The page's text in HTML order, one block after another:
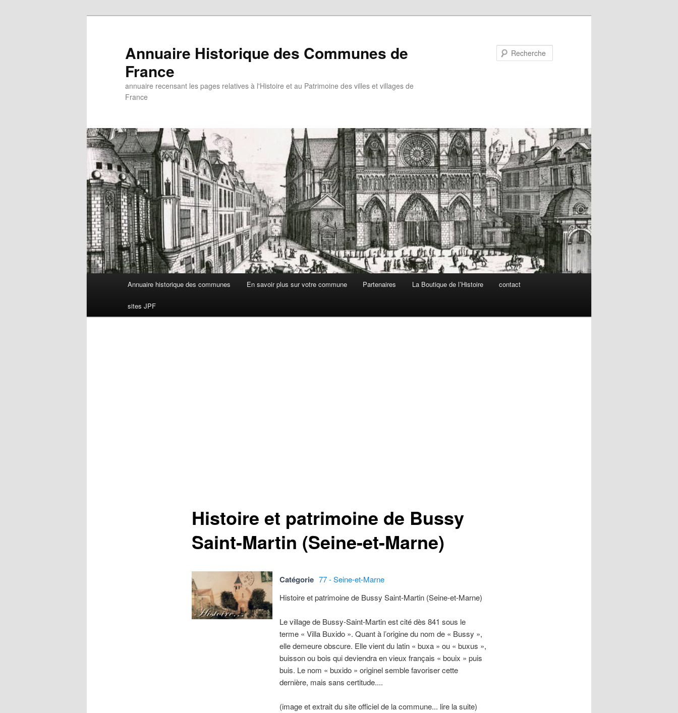
Annuaire Historique des Communes de
France
annuaire recensant les pages relatives à l'Histoire et au Patrimoine des villes et villages de
France
principal
Annuaire historique des communes En savoir plus sur votre commune Partenaires La Boutique de l’Histoire contact
sites JPF
Histoire et patrimoine de Bussy
Saint-Martin (Seine-et-Marne)
Catégorie 77 - Seine-et-Marne
Histoire et patrimoine de Bussy Saint-Martin (Seine-et-Marne)
Le village de Bussy-Saint-Martin est cité dès 841 sous le
terme « Villa Buxido ». Quant à l’origine du nom de « Bussy »,
elle demeure obscure. Elle vient du latin « buxa » ou « buxus »,
buisson ou bois qui deviendra en vieux français « bouix » puis
buis. Le nom « buxido » originel semble favoriser cette
dernière, mais sans certitude....
(image et extrait du site officiel de la commune... lire la suite)